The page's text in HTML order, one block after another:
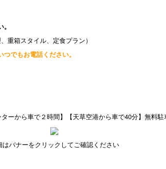
重箱スタイル、定食プラン）
でもお電話ください。
ーから車で２時間】【天草空港から車で40分】無料駐
はバナーをクリックしてご確認ください